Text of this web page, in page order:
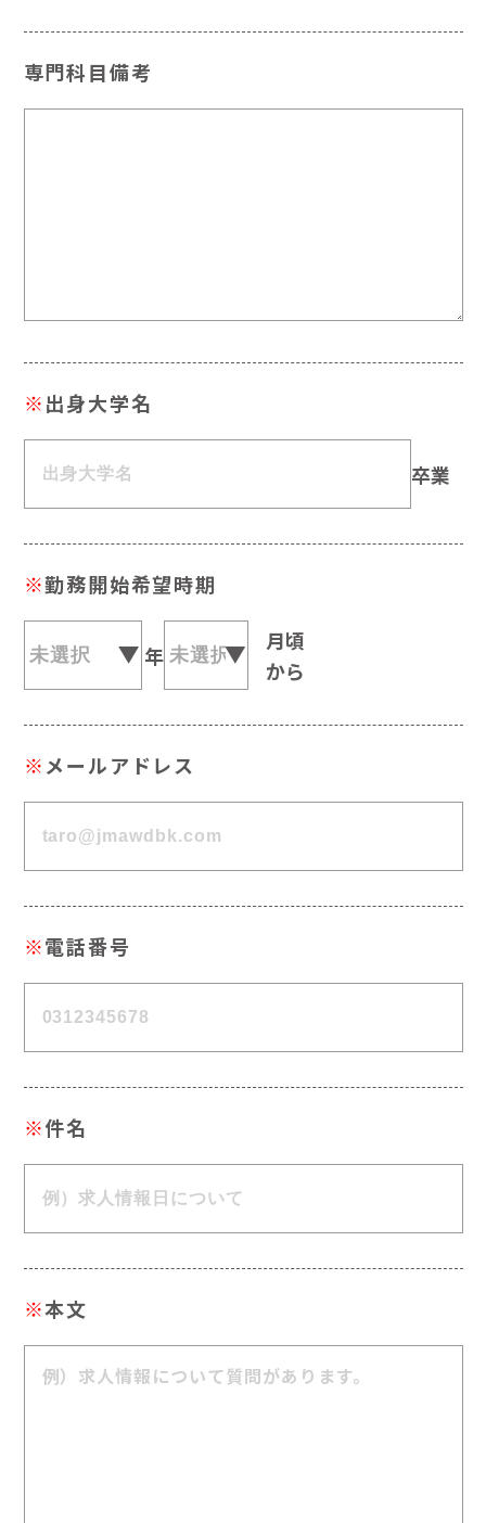
専門科目備考
※出身大学名
卒業
※勤務開始希望時期
年
月頃
から
※メールアドレス
※電話番号
※件名
※本文